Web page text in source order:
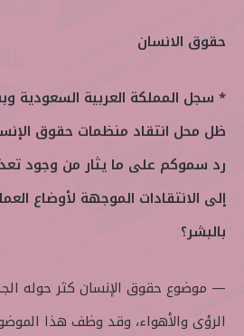
حقوق الانسان
* سجل المملكة العربية السعودية
ظل محل انتقاد منظمات حقوق
رد سموكم على ما يثار من وجود
إلى الانتقادات الموجهة لأوضاع
بالبشر؟
— موضوع حقوق الإنسان كثر حوله
الرؤى والأهواء، وقد وظف هذا